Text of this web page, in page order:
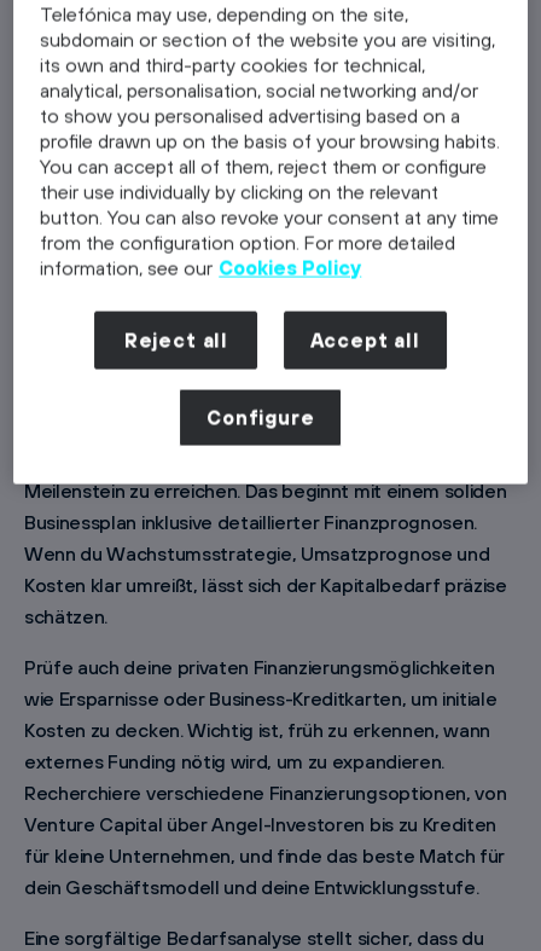
skalieren.
Wer die Bandbreite der Funding-Optionen kennt, von
privatem Kapital bis zu institutionellen Investments, hat
als Gründer einen klaren Vorteil. Jede Wachstumsphase
verlangt einen anderen Finanzierungsansatz. Das
Wissen, wann und wie du diese Ressourcen anzapfst,
kann den Unterschied zwischen Erfolg und Stillstand
machen.
Funding-Bedarf realistisch
einschätzen
Bevor du Funding suchst, musst du wissen, wie viel
Meilenstein zu erreichen. Das beginnt mit einem soliden
Businessplan inklusive detaillierter Finanzprognosen.
Wenn du Wachstumsstrategie, Umsatzprognose und
Kosten klar umreißt, lässt sich der Kapitalbedarf präzise
schätzen.
Prüfe auch deine privaten Finanzierungsmöglichkeiten
wie Ersparnisse oder Business-Kreditkarten, um initiale
Kosten zu decken. Wichtig ist, früh zu erkennen, wann
externes Funding nötig wird, um zu expandieren.
Recherchiere verschiedene Finanzierungsoptionen, von
Venture Capital über Angel-Investoren bis zu Krediten
für kleine Unternehmen, und finde das beste Match für
dein Geschäftsmodell und deine Entwicklungsstufe.
Eine sorgfältige Bedarfsanalyse stellt sicher, dass du
Telefónica may use, depending on the site,
subdomain or section of the website you are visiting,
its own and third-party cookies for technical,
analytical, personalisation, social networking and/or
to show you personalised advertising based on a
profile drawn up on the basis of your browsing habits.
You can accept all of them, reject them or configure
their use individually by clicking on the relevant
button. You can also revoke your consent at any time
from the configuration option. For more detailed
information, see our Cookies Policy
Reject all Accept all
Configure